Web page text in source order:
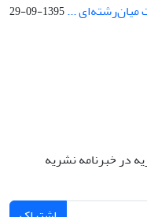
میان‌رشته‌ای ...1395-09-29
در خبرنامه نشریه